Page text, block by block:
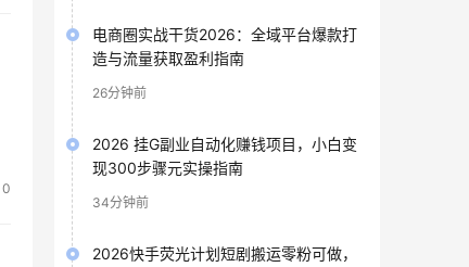
0
电商圈实战干货2026：全域平台爆款打
造与流量获取盈利指南
26分钟前
2026 挂G副业自动化赚钱项目，小白变
现300步骤元实操指南
34分钟前
2026快手荧光计划短剧搬运零粉可做，